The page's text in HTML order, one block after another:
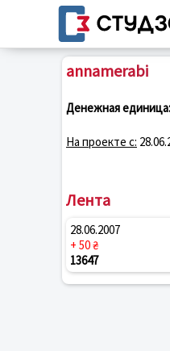
annamerabi
Денежная единица:
На проекте с:
Лента
28.06.2007
+ 50 ₴
13647